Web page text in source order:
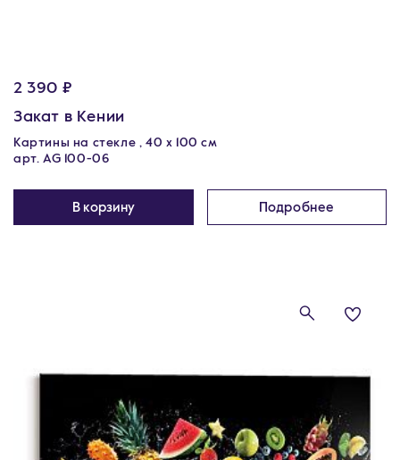
2 390 ₽
Закат в Кении
Картины на стекле , 40 x 100 см
арт. AG 100-06
В корзину Подробнее